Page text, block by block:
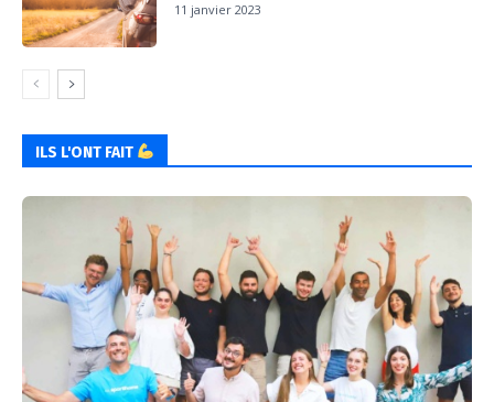
11 janvier 2023
ILS L'ONT FAIT